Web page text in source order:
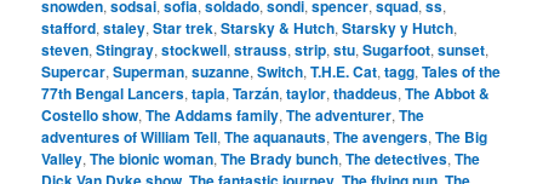
snowden,sodsai,sofia,soldado,sondi,spencer,squad,ss,
stafford,staley,Star trek,Starsky & Hutch,Starsky y Hutch,
steven,Stingray,stockwell,strauss,strip,stu,Sugarfoot,sunset,
Supercar,Superman,suzanne,Switch,T.H.E. Cat,tagg,Tales of the
77th Bengal Lancers,tapia,Tarzán,taylor,thaddeus,The Abbot &
Costello show,The Addams family,The adventurer,The
adventures of William Tell,The aquanauts,The avengers,The Big
Valley,The bionic woman,The Brady bunch,The detectives,The
, , ,